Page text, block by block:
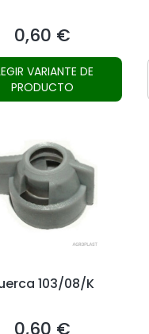
Precio
0,60 €
VARIANTE DE
PRODUCTO
103/08/K
Precio
0,60 €